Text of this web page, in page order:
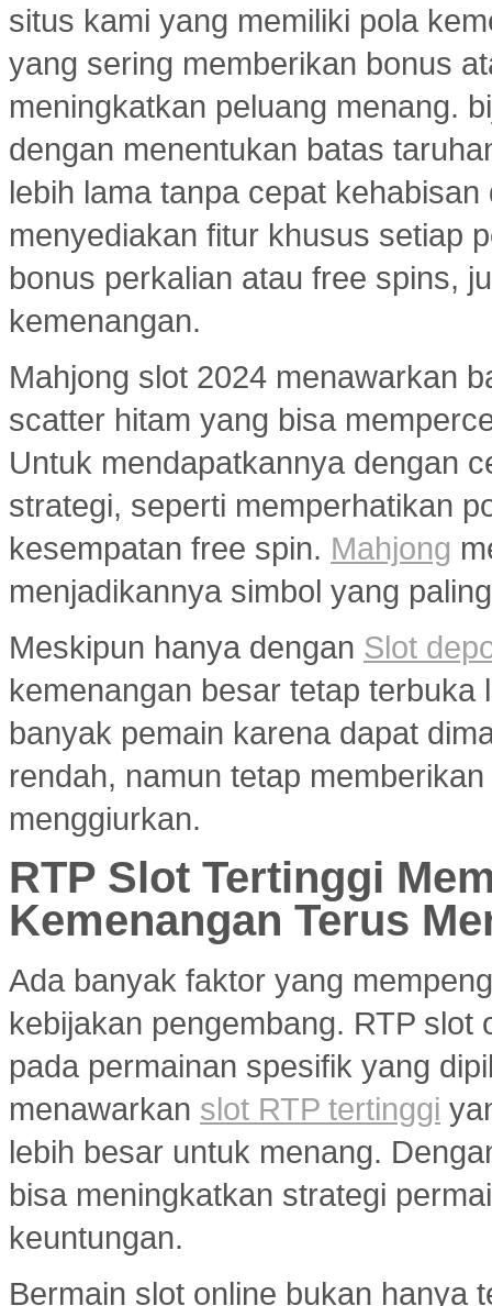
situs kami yang memiliki pola
yang sering memberikan bonus
meningkatkan peluang menang.
dengan menentukan batas
lebih lama tanpa cepat
menyediakan fitur khusus setiap
bonus perkalian atau free spins,
kemenangan.
Mahjong slot 2024 menawarkan
scatter hitam yang bisa
Untuk mendapatkannya dengan
strategi, seperti memperhatikan
kesempatan free spin. Mahjong
menjadikannya simbol yang
Meskipun hanya dengan Slot
kemenangan besar tetap terbuka
banyak pemain karena dapat
rendah, namun tetap
menggiurkan.
RTP Slot Tertinggi
Kemenangan Terus
Ada banyak faktor yang
kebijakan pengembang. RTP
pada permainan spesifik yang
menawarkan slot RTP tertinggi
lebih besar untuk menang.
bisa meningkatkan strategi
keuntungan.
Bermain slot online bukan hanya